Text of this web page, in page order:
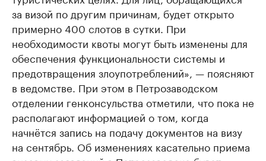
за визой по другим причинам, будет открыто
примерно 400 слотов в сутки. При
необходимости квоты могут быть изменены для
обеспечения функциональности системы и
предотвращения злоупотреблений», — поясняют
в ведомстве. При этом в Петрозаводском
отделении генконсульства отметили, что пока не
располагают информацией о том, когда
начнётся запись на подачу документов на визу
на сентябрь. Об изменениях касательно приема